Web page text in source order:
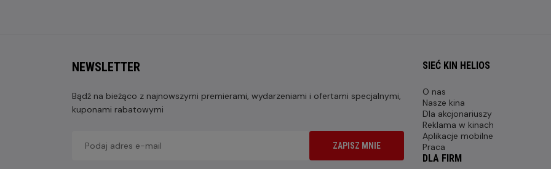
NEWSLETTER
Bądź na bieżąco z najnowszymi premierami, wydarzeniami i ofertami specjalnymi,
kuponami rabatowymi
ZAPISZ MNIE
SIEĆ KIN HELIOS
O nas
Nasze kina
Dla akcjonariuszy
Reklama w kinach
Aplikacje mobilne
Praca
DLA FIRM